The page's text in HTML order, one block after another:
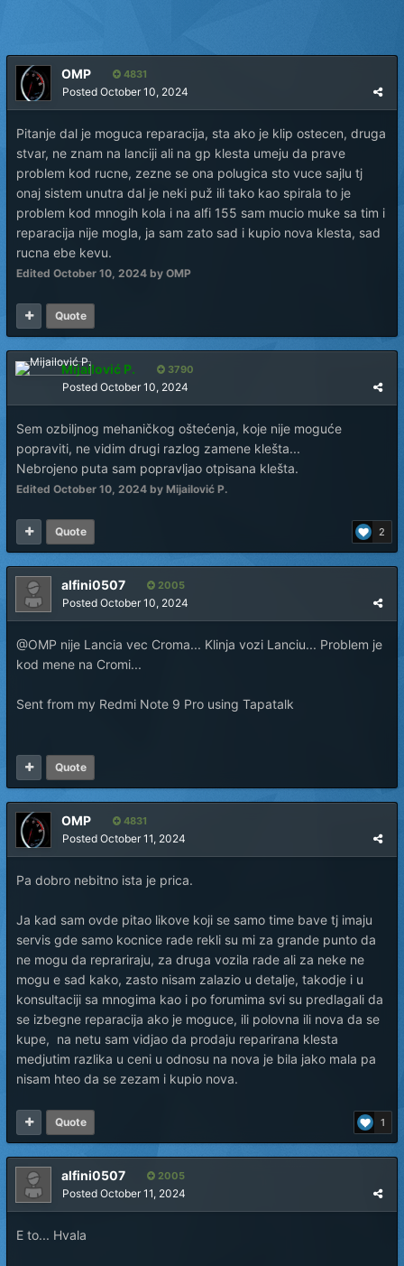
OMP 4831
Posted October 10, 2024
Pitanje dal je moguca reparacija, sta ako je klip ostecen, druga
stvar, ne znam na lanciji ali na gp klesta umeju da prave
problem kod rucne, zezne se ona polugica sto vuce sajlu tj
onaj sistem unutra dal je neki puž ili tako kao spirala to je
problem kod mnogih kola i na alfi 155 sam mucio muke sa tim i
reparacija nije mogla, ja sam zato sad i kupio nova klesta, sad
rucna ebe kevu.
Edited October 10, 2024 by OMP
Quote
Mijailović P. 3790
Posted October 10, 2024
Sem ozbiljnog mehaničkog oštećenja, koje nije moguće
popraviti, ne vidim drugi razlog zamene klešta...
Nebrojeno puta sam popravljao otpisana klešta.
Edited October 10, 2024 by Mijailović P.
2
Quote
alfini0507 2005
Posted October 10, 2024
@OMP nije Lancia vec Croma... Klinja vozi Lanciu... Problem je
kod mene na Cromi...
Sent from my Redmi Note 9 Pro using Tapatalk
Quote
OMP 4831
Posted October 11, 2024
Pa dobro nebitno ista je prica.
Ja kad sam ovde pitao likove koji se samo time bave tj imaju
servis gde samo kocnice rade rekli su mi za grande punto da
ne mogu da reprariraju, za druga vozila rade ali za neke ne
mogu e sad kako, zasto nisam zalazio u detalje, takodje i u
konsultaciji sa mnogima kao i po forumima svi su predlagali da
se izbegne reparacija ako je moguce, ili polovna ili nova da se
kupe, na netu sam vidjao da prodaju reparirana klesta
medjutim razlika u ceni u odnosu na nova je bila jako mala pa
nisam hteo da se zezam i kupio nova.
1
Quote
alfini0507 2005
Posted October 11, 2024
E to... Hvala